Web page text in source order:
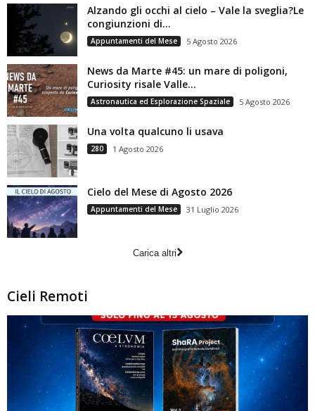
Alzando gli occhi al cielo – Vale la sveglia?Le
congiunzioni di...
Appuntamenti del Mese 5 Agosto 2026
News da Marte #45: un mare di poligoni,
Curiosity risale Valle...
Astronautica ed Esplorazione Spaziale 5 Agosto 2026
Una volta qualcuno li usava
280 1 Agosto 2026
Cielo del Mese di Agosto 2026
Appuntamenti del Mese 31 Luglio 2026
Carica altri
Cieli Remoti